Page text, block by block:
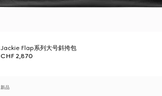
Jackie Flap系列大号斜挎包
CHF 2,870
新品